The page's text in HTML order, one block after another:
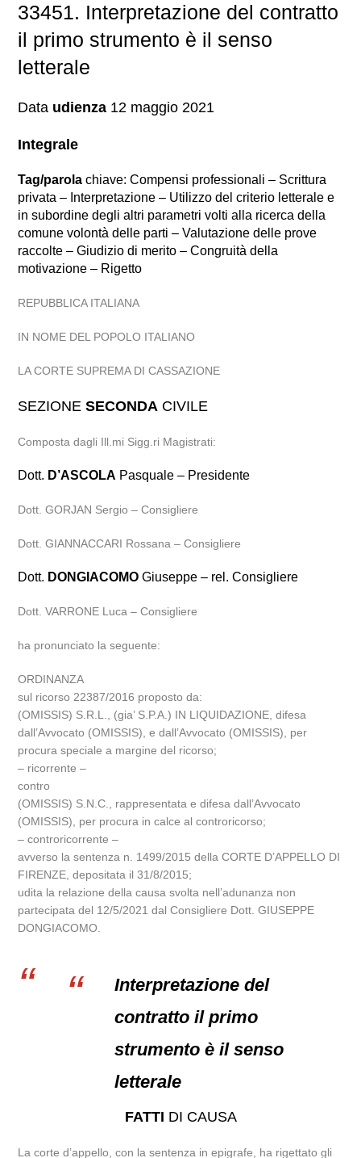
33451. Interpretazione del contratto
il primo strumento è il senso
letterale
Data udienza 12 maggio 2021
Integrale
Tag/parola chiave: Compensi professionali – Scrittura
privata – Interpretazione – Utilizzo del criterio letterale e
in subordine degli altri parametri volti alla ricerca della
comune volontà delle parti – Valutazione delle prove
raccolte – Giudizio di merito – Congruità della
motivazione – Rigetto
REPUBBLICA ITALIANA
IN NOME DEL POPOLO ITALIANO
LA CORTE SUPREMA DI CASSAZIONE
SEZIONESECONDA CIVILE
Composta dagli Ill.mi Sigg.ri Magistrati:
Dott. D’ASCOLA Pasquale – Presidente
Dott. GORJAN Sergio – Consigliere
Dott. GIANNACCARI Rossana – Consigliere
Dott. DONGIACOMO Giuseppe – rel. Consigliere
Dott. VARRONE Luca – Consigliere
ha pronunciato la seguente:
ORDINANZA
sul ricorso 22387/2016 proposto da:
(OMISSIS) S.R.L., (gia’ S.P.A.) IN LIQUIDAZIONE, difesa
dall’Avvocato (OMISSIS), e dall’Avvocato (OMISSIS), per
procura speciale a margine del ricorso;
– ricorrente –
contro
(OMISSIS) S.N.C., rappresentata e difesa dall’Avvocato
(OMISSIS), per procura in calce al controricorso;
– controricorrente –
avverso la sentenza n. 1499/2015 della CORTE D’APPELLO DI
FIRENZE, depositata il 31/8/2015;
udita la relazione della causa svolta nell’adunanza non
partecipata del 12/5/2021 dal Consigliere Dott. GIUSEPPE
DONGIACOMO.
Interpretazione del
contratto il primo
strumento è il senso
letterale
FATTI DI CAUSA
La corte d’appello, con la sentenza in epigrafe, ha rigettato gli